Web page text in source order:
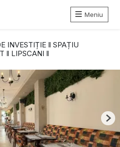
Meniu
INVESTIȚIE ‖ SPAȚIU
‖ LIPSCANI ‖